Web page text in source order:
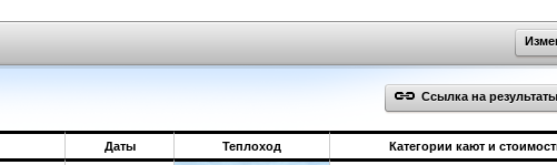
Ссылка на результаты
Даты Теплоход Категории кают и